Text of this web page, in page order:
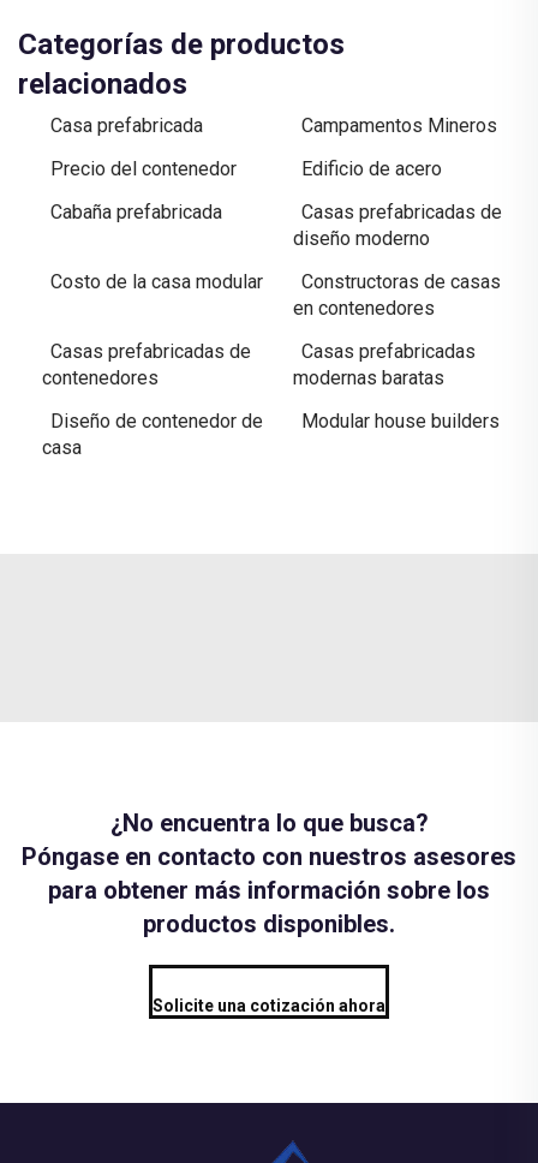
Categorías de productos
relacionados
Casa prefabricada
Campamentos Mineros
Precio del contenedor
Edificio de acero
Cabaña prefabricada
Casas prefabricadas de
diseño moderno
Costo de la casa modular
Constructoras de casas
en contenedores
Casas prefabricadas de
contenedores
Casas prefabricadas
modernas baratas
Diseño de contenedor de
casa
Modular house builders
¿No encuentra lo que busca?
Póngase en contacto con nuestros asesores
para obtener más información sobre los
productos disponibles.
Solicite una cotización ahora